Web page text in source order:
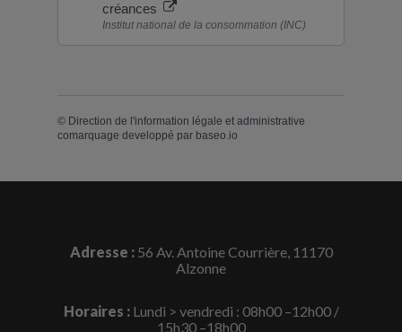
créances
Institut national de la consommation (INC)
© Direction de l'information légale et administrative
comarquage developpé par baseo.io
Adresse : 56 Av. Antoine Courrière, 11170
Alzonne
Horaires :Lundi > vendredi : 08h00 –12h00 /
15h30 –18h00